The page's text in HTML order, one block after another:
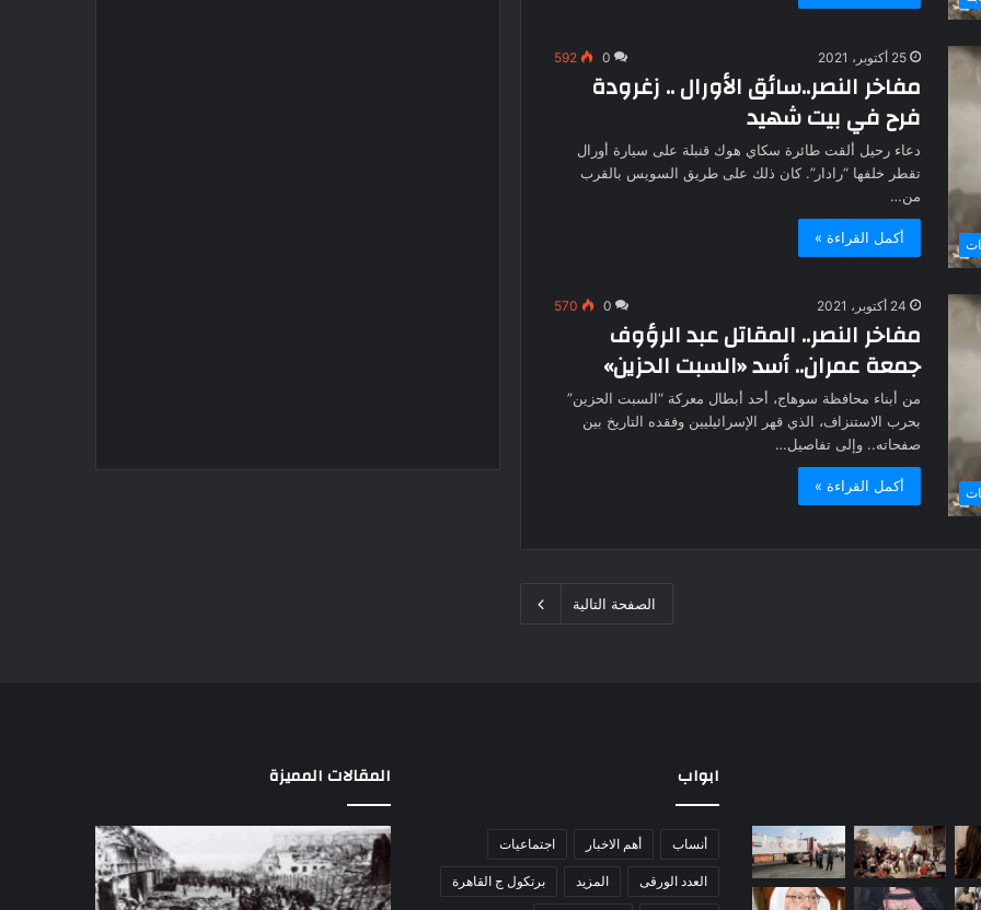
25 أكتوبر، 2021 0
592
مفاخر النصر..سائق الأورال .. زغرودة
فرح في بيت شهيد
دعاء رحيل ألقت طائرة سكاي هوك قنبلة على سيارة أورال
تقطر خلفها “رادار”. كان ذلك على طريق السويس بالقرب
من…
أكمل القراءة »
24 أكتوبر، 2021 0
570
مفاخر النصر.. المقاتل عبد الرؤوف
جمعة عمران.. أسد «السبت الحزين»
من أبناء محافظة سوهاج، أحد أبطال معركة “السبت الحزين”
بحرب الاستنزاف، الذي قهر الإسرائيليين وفقده التاريخ بين
صفحاته.. وإلى تفاصيل…
أكمل القراءة »
الصفحة التالية
ابواب
أنساب أهم الاخبار اجتماعيات
العدد الورقى المزيد برتكول ج القاهرة
المقالات المميزة
5
قوافل
إماراتية
تعبر
مذبحة
القصة
دكتور
راضي
عبدالمعطي